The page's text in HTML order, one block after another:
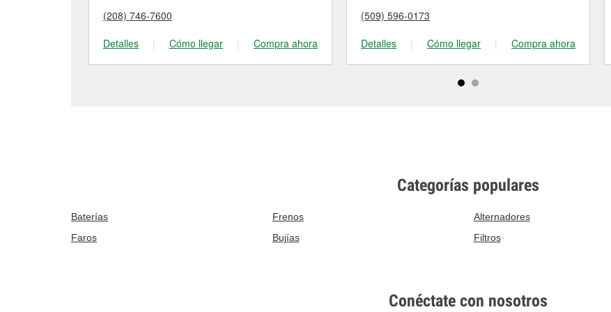
(208) 746-7600
Detalles
| Cómo llegar | Compra ahora
(509) 596-0173
Detalles
| Cómo llegar | Compra ahora
Categorías populares
Baterías Frenos Alternadores
Faros
Bujías Filtros
Conéctate con nosotros